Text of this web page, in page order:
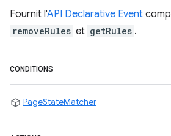
Fournit l'API Declarative Event
removeRules et getRules .
CONDITIONS
PageStateMatcher